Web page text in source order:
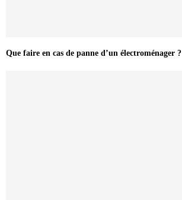
Que faire en cas de panne d’un électroménager ?